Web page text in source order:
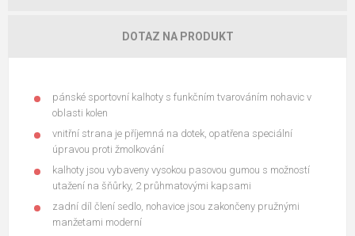
DOTAZ NA PRODUKT
pánské sportovní kalhoty s funkčním tvarováním nohavic v
oblasti kolen
vnitřní strana je příjemná na dotek, opatřena speciální
úpravou proti žmolkování
kalhoty jsou vybaveny vysokou pasovou gumou s možností
utažení na šňůrky, 2 průhmatovými kapsami
zadní díl člení sedlo, nohavice jsou zakončeny pružnými
manžetami moderní